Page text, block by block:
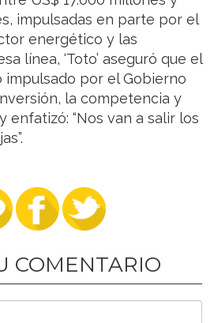
impulsadas en parte por el
energético y las
línea, ‘Toto’ aseguró que el
por el Gobierno
la competencia y
enfatizó: “Nos van a salir los
COMENTARIO